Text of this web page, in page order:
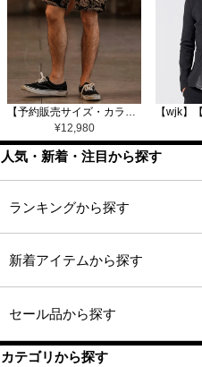
【予約販売サイズ・カラーにより納期異なる】【CAMBIO(カンビオ)】Gobelin Short Pants ショートパンツ(CAM25SS-002)
¥12,980
人気・新着・注目から探す
ランキングから探す
新着アイテムから探す
セール品から探す
カテゴリから探す